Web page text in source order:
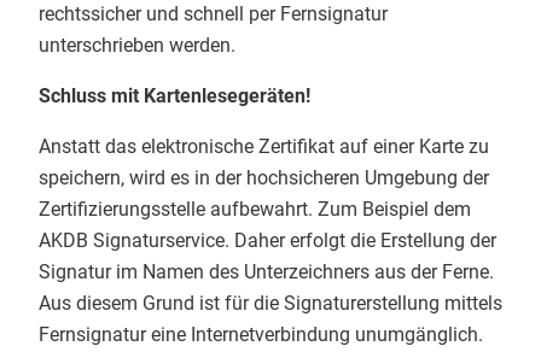
rechtssicher und schnell per Fernsignatur
unterschrieben werden.
Schluss mit Kartenlesegeräten!
Anstatt das elektronische Zertifikat auf einer Karte zu
speichern, wird es in der hochsicheren Umgebung der
Zertifizierungsstelle aufbewahrt. Zum Beispiel dem
AKDB Signaturservice. Daher erfolgt die Erstellung der
Signatur im Namen des Unterzeichners aus der Ferne.
Aus diesem Grund ist für die Signaturerstellung mittels
Fernsignatur eine Internetverbindung unumgänglich.